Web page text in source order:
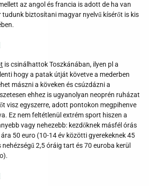
az angol és francia is adott de ha van
tudunk biztosítani magyar nyelvű kísérőt is kis
is csinálhattok Toszkánában, ilyen pl a
hogy a patak útját követve a mederben
mászni a köveken és csúzdázni a
ehhez is ugyanolyan neoprén ruházat
visz egyszerre, adott pontokon megpihenve
Ez nem feltétlenül extrém sport hiszen a
vagy nehezebb: kezdőknek másfél órás
50 euro (10-14 év közötti gyerekeknek 45
2,5 óráig tart és 70 euroba kerül